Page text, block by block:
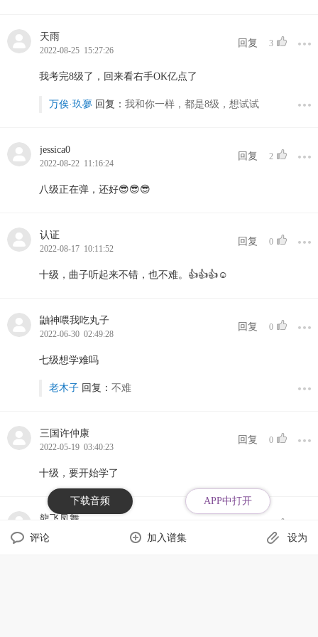
下载音频 APP中打开
评论 加入谱集 设为
天雨
2022-08-25 15:27:26
回复 3
我考完8级了，回来看右手OK亿点了
万俟·玖夣 回复： 我和你一样，都是8级，想试试
jessica0
2022-08-22 11:16:24
回复 2
八级正在弹，还好😎😎😎
认证
2022-08-17 10:11:52
回复 0
十级，曲子听起来不错，也不难。👍👍👍☺
鼬神喂我吃丸子
2022-06-30 02:49:28
回复 0
七级想学难吗
老木子 回复： 不难
三国许仲康
2022-05-19 03:40:23
回复 0
十级，要开始学了
龍飞凤舞
2022-04-20 07:35:19